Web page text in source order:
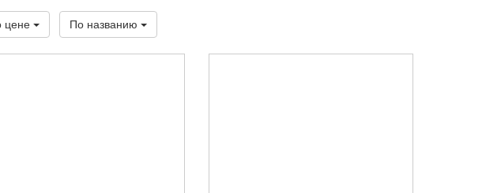
цене По названию